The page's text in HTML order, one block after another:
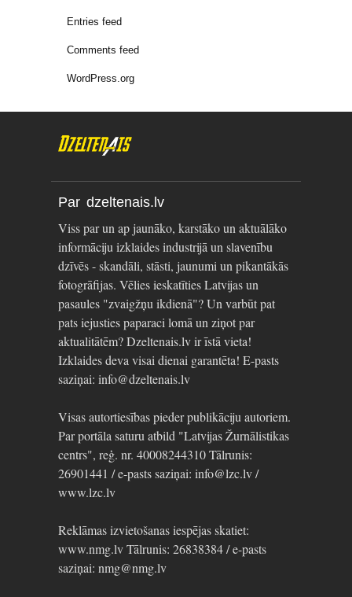
Entries feed
Comments feed
WordPress.org
Par dzeltenais.lv
Viss par un ap jaunāko, karstāko un aktuālāko
informāciju izklaides industrijā un slavenību
dzīvēs - skandāli, stāsti, jaunumi un pikantākās
fotogrāfijas. Vēlies ieskatīties Latvijas un
pasaules "zvaigžņu ikdienā"? Un varbūt pat
pats iejusties paparaci lomā un ziņot par
aktualitātēm? Dzeltenais.lv ir īstā vieta!
Izklaides deva visai dienai garantēta! E-pasts
saziņai: info@dzeltenais.lv
Visas autortiesības pieder publikāciju autoriem.
Par portāla saturu atbild "Latvijas Žurnālistikas
centrs", reģ. nr. 40008244310 Tālrunis:
26901441 / e-pasts saziņai: info@lzc.lv /
www.lzc.lv
Reklāmas izvietošanas iespējas skatiet:
www.nmg.lv Tālrunis: 26838384 / e-pasts
saziņai: nmg@nmg.lv